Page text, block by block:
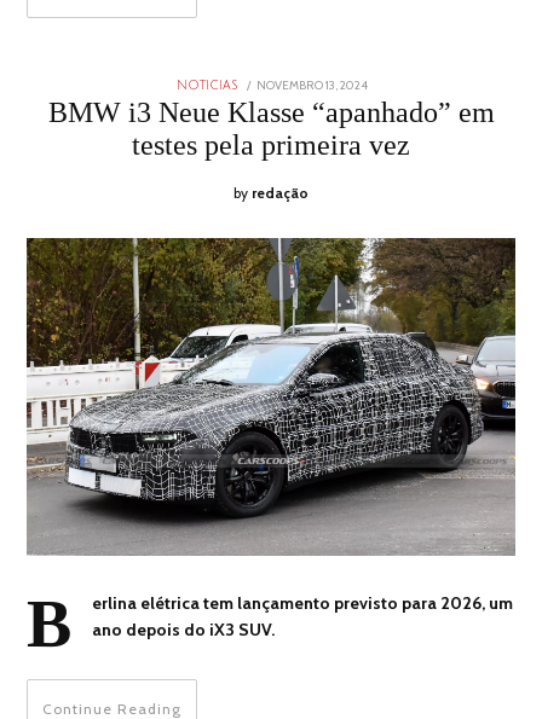
NOTICIAS
POSTED
ON
NOVEMBRO 13, 2024
2024
BMW i3 Neue Klasse “apanhado” em
testes pela primeira vez
by redação
B
erlina elétrica tem lançamento previsto para 2026, um
ano depois do iX3 SUV.
Continue Reading